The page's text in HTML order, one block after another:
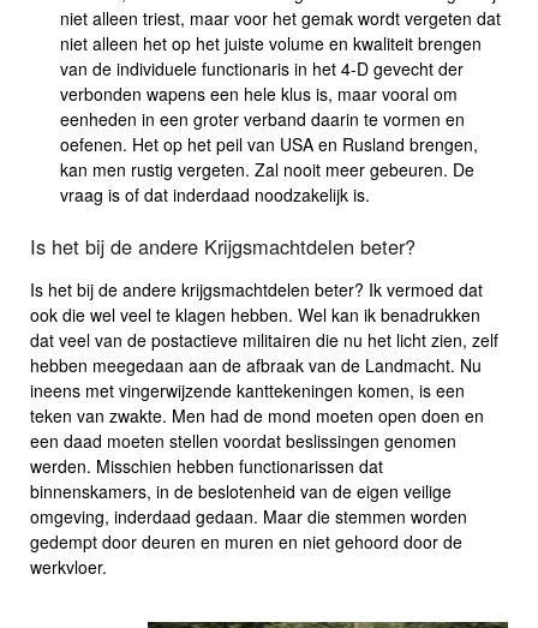
niet alleen triest, maar voor het gemak wordt vergeten dat
niet alleen het op het juiste volume en kwaliteit brengen
van de individuele functionaris in het 4-D gevecht der
verbonden wapens een hele klus is, maar vooral om
eenheden in een groter verband daarin te vormen en
oefenen. Het op het peil van USA en Rusland brengen,
kan men rustig vergeten. Zal nooit meer gebeuren. De
vraag is of dat inderdaad noodzakelijk is.
Is het bij de andere Krijgsmachtdelen beter?
Is het bij de andere krijgsmachtdelen beter? Ik vermoed dat
ook die wel veel te klagen hebben. Wel kan ik benadrukken
dat veel van de postactieve militairen die nu het licht zien, zelf
hebben meegedaan aan de afbraak van de Landmacht. Nu
ineens met vingerwijzende kanttekeningen komen, is een
teken van zwakte. Men had de mond moeten open doen en
een daad moeten stellen voordat beslissingen genomen
werden. Misschien hebben functionarissen dat
binnenskamers, in de beslotenheid van de eigen veilige
omgeving, inderdaad gedaan. Maar die stemmen worden
gedempt door deuren en muren en niet gehoord door de
werkvloer.